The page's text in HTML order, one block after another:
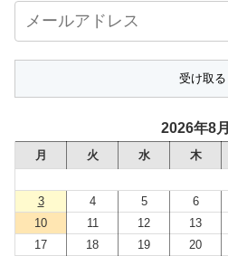
ー
ル
レ
ス
2026年8月
月 火 水 木
3
4 5 6
10
11 12 13
17
18 19 20